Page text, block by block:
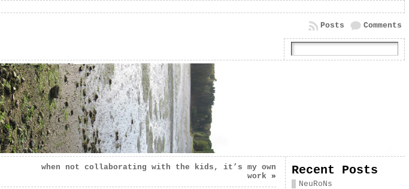
Comments
Posts
when not collaborating with the kids, it’s my own
work» Recent Posts
NeuRoNs